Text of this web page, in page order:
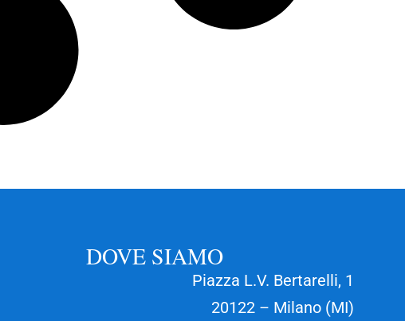
DOVE SIAMO
Piazza L.V. Bertarelli, 1
20122 – Milano (MI)